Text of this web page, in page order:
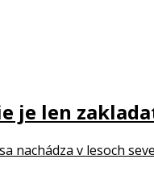
je len
nachádza v lesoch